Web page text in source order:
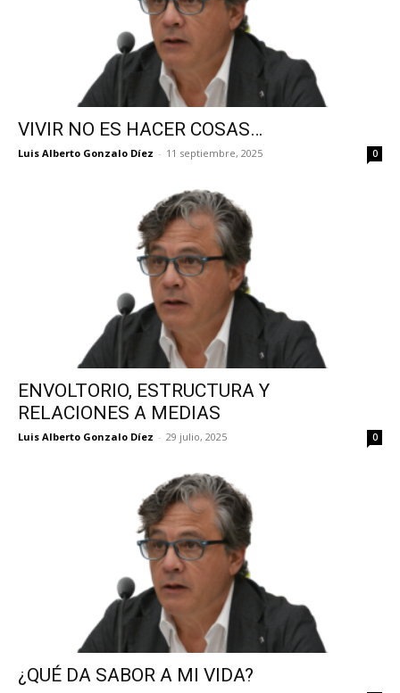
VIVIR NO ES HACER COSAS…
Luis Alberto Gonzalo Díez - 11 septiembre, 2025 0
ENVOLTORIO, ESTRUCTURA Y
RELACIONES A MEDIAS
Luis Alberto Gonzalo Díez - 29 julio, 2025 0
¿QUÉ DA SABOR A MI VIDA?